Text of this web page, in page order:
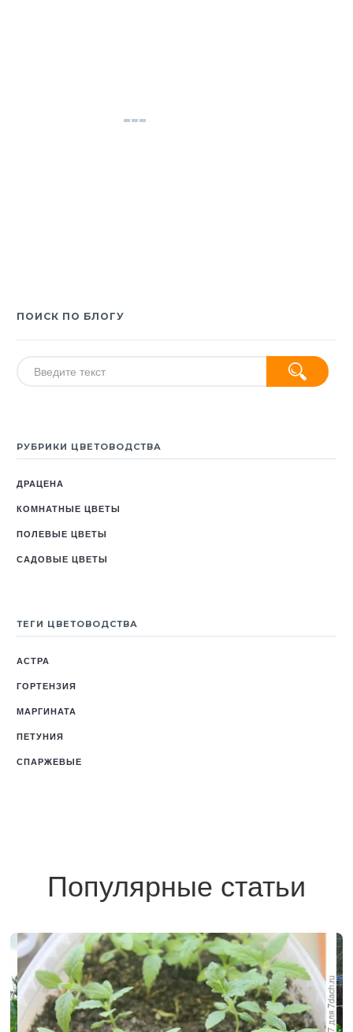
ПОИСК ПО БЛОГУ
РУБРИКИ ЦВЕТОВОДСТВА
ДРАЦЕНА
КОМНАТНЫЕ ЦВЕТЫ
ПОЛЕВЫЕ ЦВЕТЫ
САДОВЫЕ ЦВЕТЫ
ТЕГИ ЦВЕТОВОДСТВА
АСТРА
ГОРТЕНЗИЯ
МАРГИНАТА
ПЕТУНИЯ
СПАРЖЕВЫЕ
Популярные статьи